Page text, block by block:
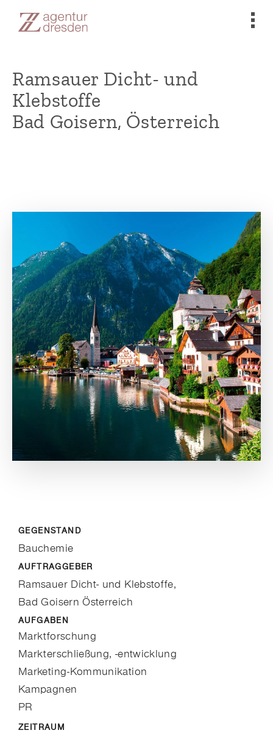
Ramsauer Dicht- und
Klebstoffe
Bad Goisern, Österreich
GEGENSTAND
Bauchemie
AUFTRAGGEBER
Ramsauer Dicht- und Klebstoffe,
Bad Goisern Österreich
AUFGABEN
Marktforschung
Markterschließung, -entwicklung
Marketing-Kommunikation
Kampagnen
PR
ZEITRAUM